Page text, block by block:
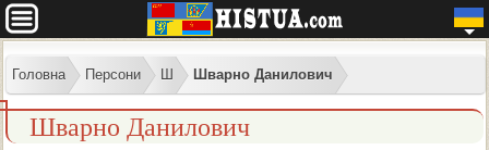
Головна Персони Ш Шварно Данилович
Шварно Данилович